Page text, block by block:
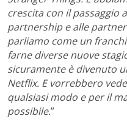
crescita con il passaggio
partnership e alle
parliamo come un
farne diverse nuove
sicuramente è divenuto
Netflix. E vorrebbero
qualsiasi modo e per il
possibile.”